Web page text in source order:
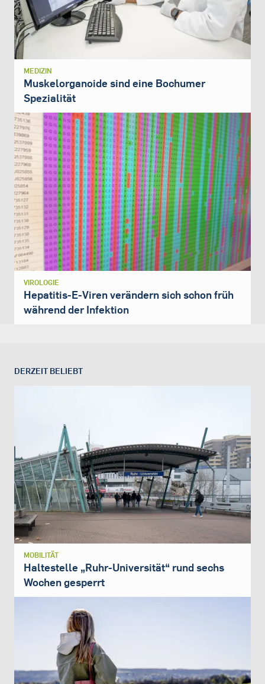
MEDIZIN
Muskelorganoide sind eine Bochumer
Spezialität
VIROLOGIE
Hepatitis-E-Viren verändern sich schon früh
während der Infektion
DERZEIT BELIEBT
MOBILITÄT
Haltestelle „Ruhr-Universität“ rund sechs
Wochen gesperrt